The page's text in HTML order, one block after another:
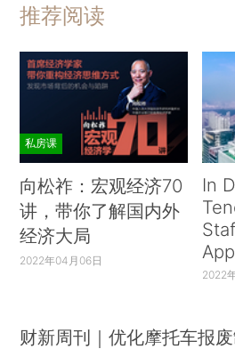
推荐阅读
私房课
向松祚：宏观经济70
讲，带你了解国内外
经济大局
2022年04月06日
In
2022
财新周刊｜优化摩托车报